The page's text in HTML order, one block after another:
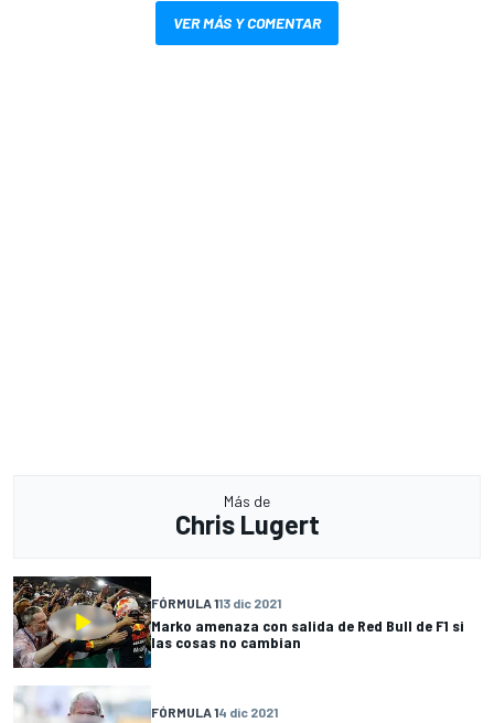
VER MÁS Y COMENTAR
Más de
Chris Lugert
FÓRMULA 113 dic 2021
Marko amenaza con salida de Red Bull de F1 si
las cosas no cambian
FÓRMULA 14 dic 2021